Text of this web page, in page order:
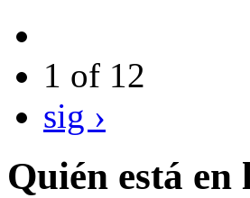
1 of 12
sig ›
Quién está en